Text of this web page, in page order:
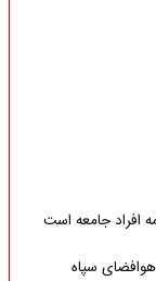
افراد جامعه است
سپاه